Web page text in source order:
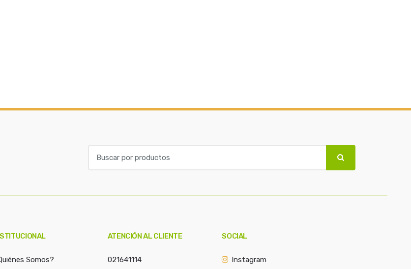
a
Somos?
ATENCIÓN AL CLIENTE
021641114
SOCIAL
Instagram